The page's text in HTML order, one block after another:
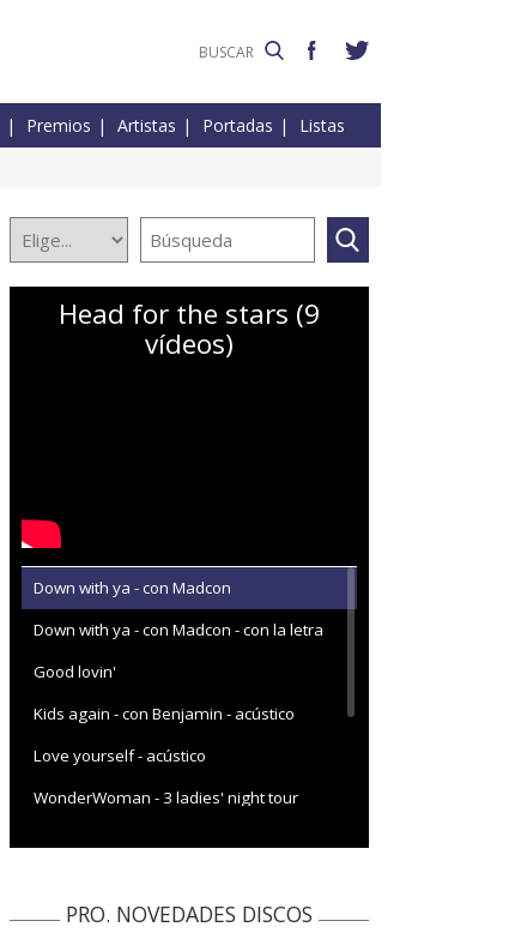
Premios Artistas Portadas Listas
Head for the stars (9
vídeos)
Down with ya - con Madcon
Down with ya - con Madcon - con la letra
Good lovin'
Kids again - con Benjamin - acústico
Love yourself - acústico
WonderWoman - 3 ladies' night tour
WonderWoman - con la letra
PRO. NOVEDADES DISCOS